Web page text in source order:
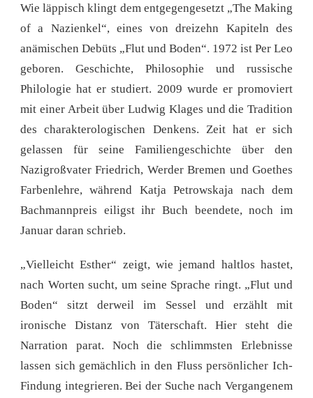
Wie läppisch klingt dem entgegengesetzt „The Making
of a Nazienkel“, eines von dreizehn Kapiteln des
anämischen Debüts „Flut und Boden“. 1972 ist Per Leo
geboren. Geschichte, Philosophie und russische
Philologie hat er studiert. 2009 wurde er promoviert
mit einer Arbeit über Ludwig Klages und die Tradition
des charakterologischen Denkens. Zeit hat er sich
gelassen für seine Familiengeschichte über den
Nazigroßvater Friedrich, Werder Bremen und Goethes
Farbenlehre, während Katja Petrowskaja nach dem
Bachmannpreis eiligst ihr Buch beendete, noch im
Januar daran schrieb.
„Vielleicht Esther“ zeigt, wie jemand haltlos hastet,
nach Worten sucht, um seine Sprache ringt. „Flut und
Boden“ sitzt derweil im Sessel und erzählt mit
ironische Distanz von Täterschaft. Hier steht die
Narration parat. Noch die schlimmsten Erlebnisse
lassen sich gemächlich in den Fluss persönlicher Ich-
Findung integrieren. Bei der Suche nach Vergangenem